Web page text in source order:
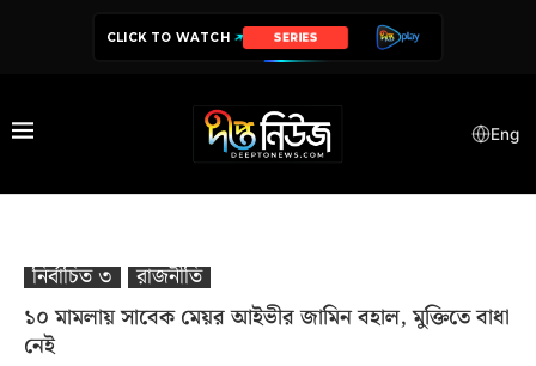
CLICK TO WATCH DRAMA
Eng
নির্বাচিত ৩
রাজনীতি
১০ মামলায় সাবেক মেয়র আইভীর জামিন বহাল, মুক্তিতে বাধা
নেই